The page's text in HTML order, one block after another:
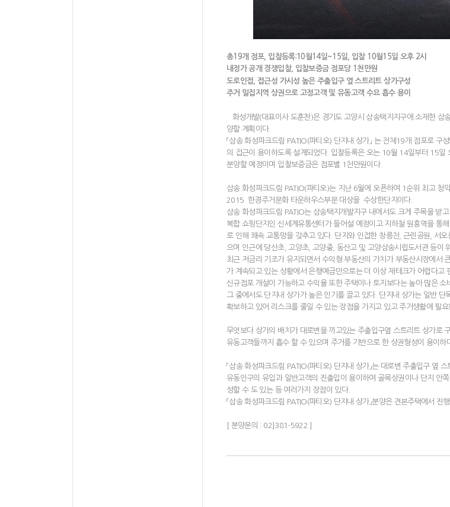
총19개 점포, 입찰등록:10월14일~15일, 입찰 10월15일 오후 2시
내정가 공개 경쟁입찰, 입찰보증금 점포당 1천만원
도로인접, 접근성 가시성 높은 주출입구 옆 스트리트 상가구성
주거 밀집지역 상권으로 고정고객 및 유동고객 수요 흡수 용이
화성개발(대표이사 도훈찬)은 경기도 고양시 삼송택지지구에 소재한
양할 계획이다.
「삼송 화성파크드림 PATIO(파티오) 단지내 상가」 는 전체19개 점포로
의 접근이 용이하도록 설계되었다. 입찰등록은 오는 10월 14일부터 15
분양할 예정이며 입찰보증금은 점포별 1천만원이다.
삼송 화성파크드림 PATIO(파티오)는 지난 6월에 오픈하여 1순위 최고 청
2015 한경주거문화 타운하우스부문 대상을 수상한단지이다.
삼송 화성파크드림 PATIO는 삼송택지개발지구 내에서도 크게 주목을 받
복합 쇼핑단지인 신세계유통센터가 들어설 예정이고 지하철 원흥역을 통
로 인해 쾌속 교통망을 갖추고 있다. 단지와 인접한 창릉천, 근린공원, 서
으며 인근에 당산초, 고양초, 고양중, 동산고 및 고양삼송시립도서관 등이
최근 저금리 기조가 유지되면서 수익형 부동산의 가치가 부동산시장에서
가 계속되고 있는 상황에서 은행예금만으로는 더 이상 재테크가 어렵다
신규점포 개설이 가능하고 수익율 또한 주택이나 토지보다는 높아 많은 소
그 중에서도 단지내 상가가 높은 인기를 끌고 있다. 단지내 상가는 일반
확보하고 있어 리스크를 줄일 수 있는 장점을 가지고 있고 주거생활에 필
무엇보다 상가의 배치가 대로변을 끼고있는 주출입구옆 스트리트 상가로
유동고객들까지 흡수 할 수 있으며 주거를 기반으로 한 상권형성이 용이
「삼송 화성파크드림 PATIO(파티오) 단지내 상가」는 대로변 주출입구 옆
유동인구의 유입과 일반고객의 진출입이 용이하여 골목상권이나 단지 안
성할 수 도 있는 등 여러가지 장점이 있다.
「삼송 화성파크드림 PATIO(파티오) 단지내 상가」분양은 견본주택에서
[ 분양문의 : 02]381-5922 ]